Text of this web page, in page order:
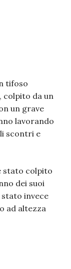
tifoso
, colpito da un
un grave
lavorando
scontri e
stato colpito
dei suoi
invece
ad altezza